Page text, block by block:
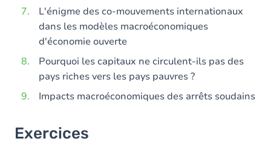
L'énigme des co-mouvements internationaux
dans les modèles macroéconomiques
d'économie ouverte
Pourquoi les capitaux ne circulent-ils pas des
pays riches vers les pays pauvres ?
Impacts macroéconomiques des arrêts soudains
Exercices